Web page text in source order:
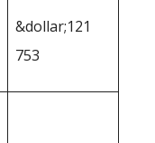
&dollar;121
753